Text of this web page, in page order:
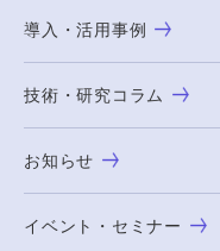
導入・活用事例
技術・研究コラム
お知らせ
イベント・セミナー